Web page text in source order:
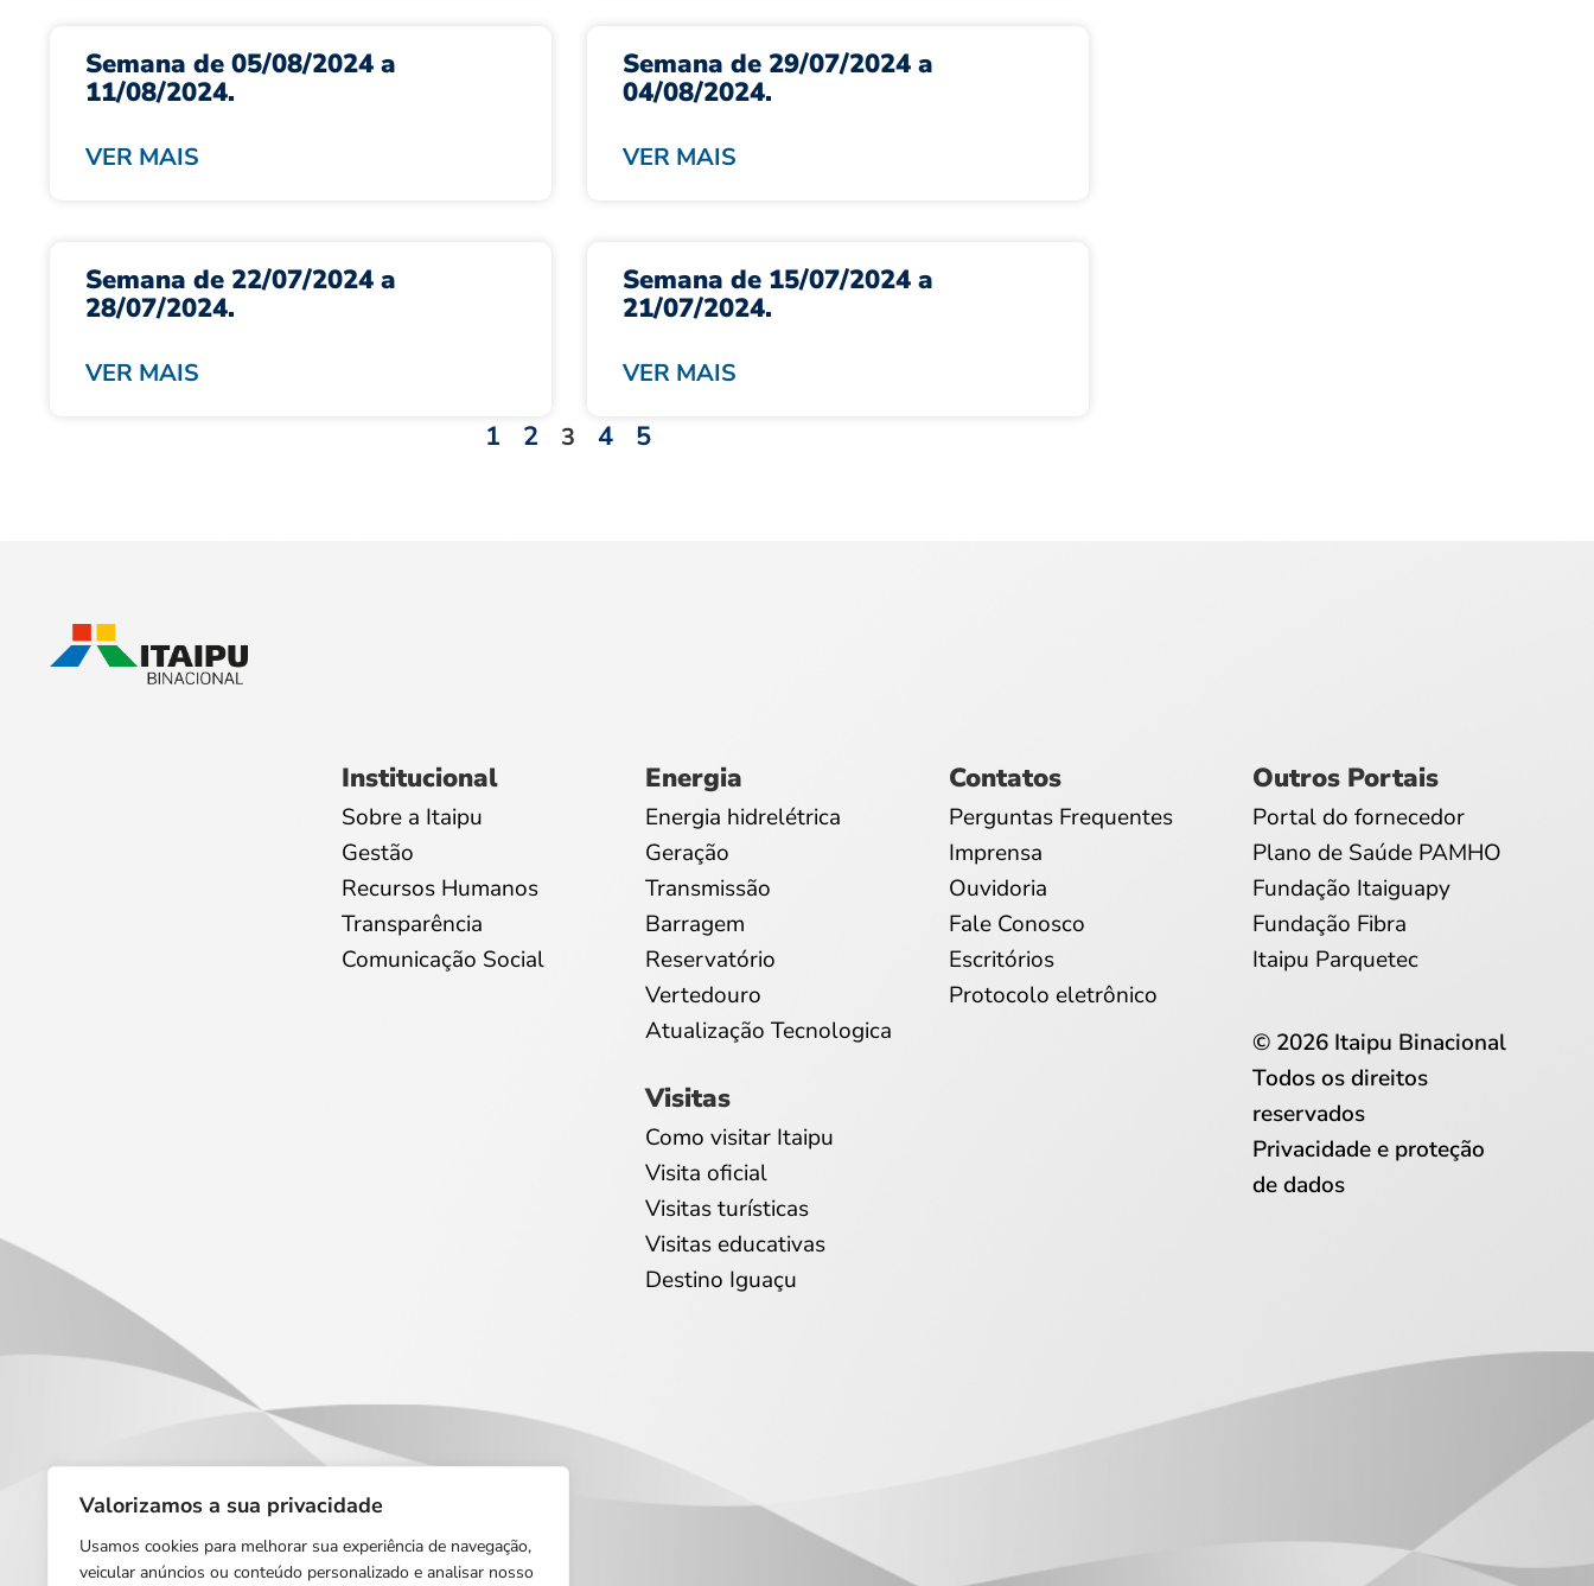
Valorizamos a sua privacidade
Usamos cookies para melhorar sua experiência de navegação,
veicular anúncios ou conteúdo personalizado e analisar nosso
Semana de 05/08/2024 a
11/08/2024.
VER MAIS
Semana de 29/07/2024 a
04/08/2024.
VER MAIS
Semana de 22/07/2024 a
28/07/2024.
VER MAIS
Semana de 15/07/2024 a
21/07/2024.
VER MAIS
1 2 3 4 5
Institucional
Sobre a Itaipu
Gestão
Recursos Humanos
Transparência
Comunicação Social
Energia
Energia hidrelétrica
Geração
Transmissão
Barragem
Reservatório
Vertedouro
Atualização Tecnologica
Visitas
Como visitar Itaipu
Visita oficial
Visitas turísticas
Visitas educativas
Destino Iguaçu
Contatos
Perguntas Frequentes
Imprensa
Ouvidoria
Fale Conosco
Escritórios
Protocolo eletrônico
Outros Portais
Portal do fornecedor
Plano de Saúde PAMHO
Fundação Itaiguapy
Fundação Fibra
Itaipu Parquetec
© 2026 Itaipu Binacional
Todos os direitos
reservados
Privacidade e proteção
de dados